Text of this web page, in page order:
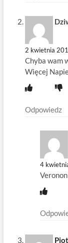
2 kwietnia
Chyba wam
Więcej
Odpowiedz
4